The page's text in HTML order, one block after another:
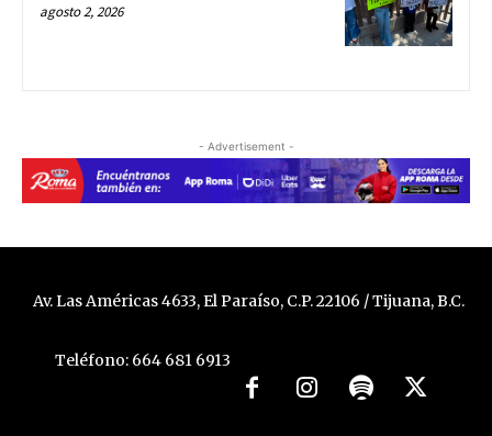
agosto 2, 2026
- Advertisement -
Av. Las Américas 4633, El Paraíso, C.P. 22106 / Tijuana, B.C.
Teléfono: 664 681 6913